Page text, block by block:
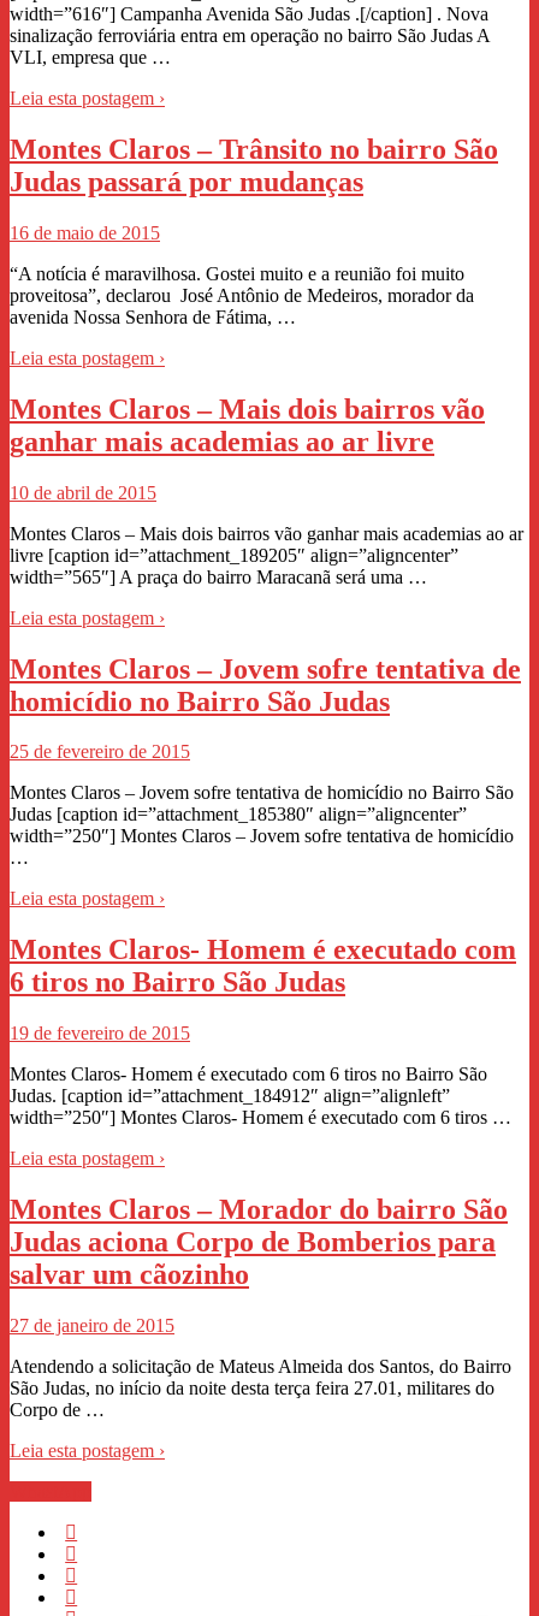
width=”616″] Campanha Avenida São Judas .[/caption] . Nova
sinalização ferroviária entra em operação no bairro São Judas A
VLI, empresa que …
Leia esta postagem ›
Montes Claros – Trânsito no bairro São
Judas passará por mudanças
16 de maio de 2015
“A notícia é maravilhosa. Gostei muito e a reunião foi muito
proveitosa”, declarou José Antônio de Medeiros, morador da
avenida Nossa Senhora de Fátima, …
Leia esta postagem ›
Montes Claros – Mais dois bairros vão
ganhar mais academias ao ar livre
10 de abril de 2015
Montes Claros – Mais dois bairros vão ganhar mais academias ao ar
livre [caption id=”attachment_189205″ align=”aligncenter”
width=”565″] A praça do bairro Maracanã será uma …
Leia esta postagem ›
Montes Claros – Jovem sofre tentativa de
homicídio no Bairro São Judas
25 de fevereiro de 2015
Montes Claros – Jovem sofre tentativa de homicídio no Bairro São
Judas [caption id=”attachment_185380″ align=”aligncenter”
width=”250″] Montes Claros – Jovem sofre tentativa de homicídio
…
Leia esta postagem ›
Montes Claros- Homem é executado com
6 tiros no Bairro São Judas
19 de fevereiro de 2015
Montes Claros- Homem é executado com 6 tiros no Bairro São
Judas. [caption id=”attachment_184912″ align=”alignleft”
width=”250″] Montes Claros- Homem é executado com 6 tiros …
Leia esta postagem ›
Montes Claros – Morador do bairro São
Judas aciona Corpo de Bomberios para
salvar um cãozinho
27 de janeiro de 2015
Atendendo a solicitação de Mateus Almeida dos Santos, do Bairro
São Judas, no início da noite desta terça feira 27.01, militares do
Corpo de …
Leia esta postagem ›